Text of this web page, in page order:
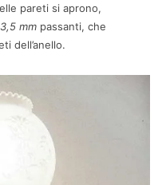
pareti si aprono,
mm passanti, che
dell’anello.